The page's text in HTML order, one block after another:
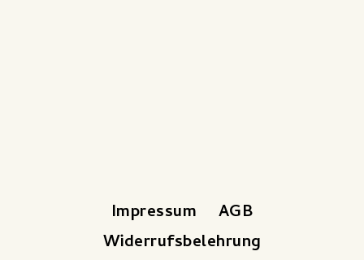
Impressum
AGB
Widerrufsbelehrung